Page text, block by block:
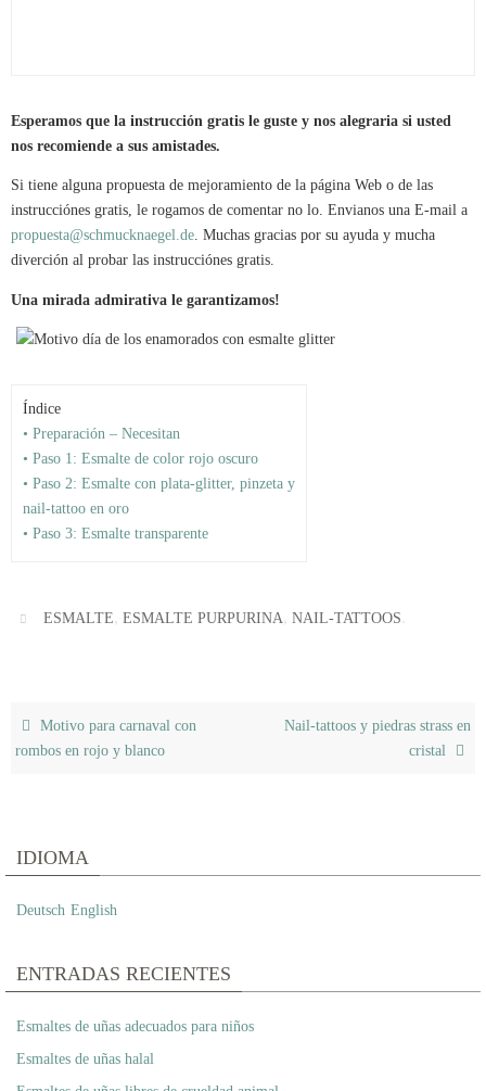
Esperamos que la instrucción gratis le guste y nos alegraria si usted
nos recomiende a sus amistades.
Si tiene alguna propuesta de mejoramiento de la página Web o de las
instrucciónes gratis, le rogamos de comentar no lo. Envianos una E-mail a
propuesta@schmucknaegel.de. Muchas gracias por su ayuda y mucha
diverción al probar las instrucciónes gratis.
Una mirada admirativa le garantizamos!
Índice
• Preparación – Necesitan
• Paso 1: Esmalte de color rojo oscuro
• Paso 2: Esmalte con plata-glitter, pinzeta y
nail-tattoo en oro
• Paso 3: Esmalte transparente
ESMALTE,ESMALTE PURPURINA,NAIL-TATTOOS
Motivo para carnaval con
rombos en rojo y blanco
Nail-tattoos y piedras strass en
cristal
IDIOMA
Deutsch English
ENTRADAS RECIENTES
Esmaltes de uñas adecuados para niños
Esmaltes de uñas halal